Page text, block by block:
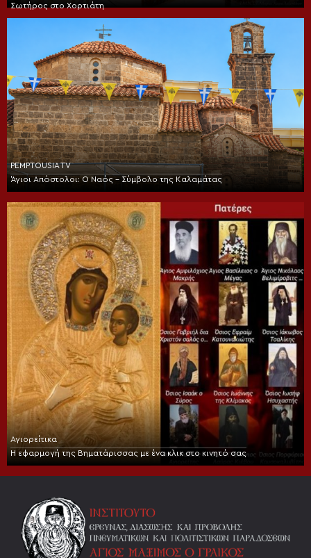
Σωτήρος στο Χορτιάτη
PEMPTOUSIA TV
Άγιοι Απόστολοι: Ο Ναός – Σύμβολο της Καλαμάτας
Αγιορείτικα
Η εφαρμογή της Βηματάρισσας με ένα κλικ στο κινητό σας